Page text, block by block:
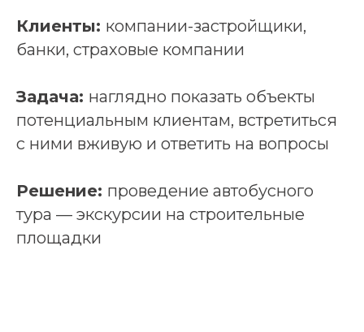
Клиенты: компании-застройщики,
банки, страховые компании
Задача: наглядно показать объекты
потенциальным клиентам, встретиться
с ними вживую и ответить на вопросы
Решение: проведение автобусного
тура — экскурсии на строительные
площадки